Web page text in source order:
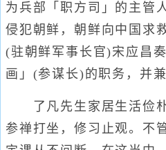
为兵部「职方司」的主管
侵犯朝鲜，朝鲜向中国求
(驻朝鲜军事长官)宋应昌
画」(参谋长)的职务，并
了凡先生家居生活俭朴
参禅打坐，修习止观。不